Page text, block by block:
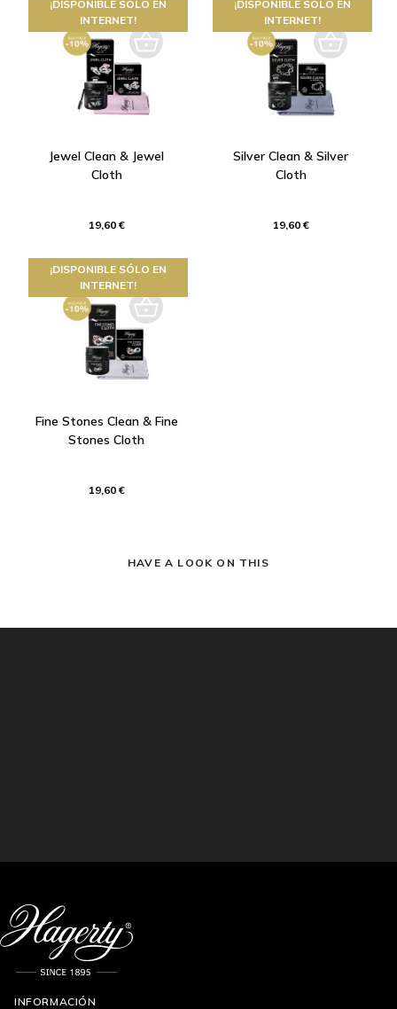
Jewel Clean & Jewel
Cloth
19,60 €
¡DISPONIBLE SÓLO EN
INTERNET!
Silver Clean & Silver
Cloth
19,60 €
¡DISPONIBLE SÓLO EN
INTERNET!
Fine Stones Clean & Fine
Stones Cloth
19,60 €
¡DISPONIBLE SÓLO EN
INTERNET!
HAVE A LOOK ON THIS
INFORMACIÓN